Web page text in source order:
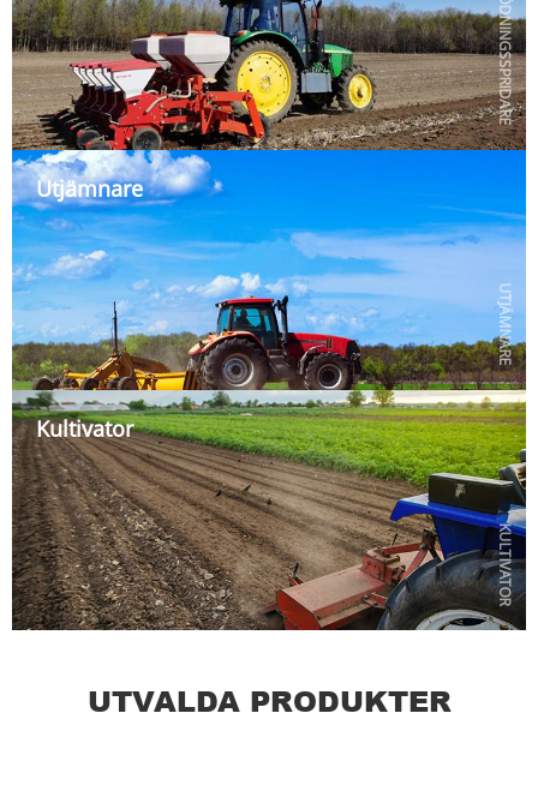
GÖDNINGSSPRIDARE
Utjämnare
UTJÄMNARE
Kultivator
KULTIVATOR
UTVALDA PRODUKTER